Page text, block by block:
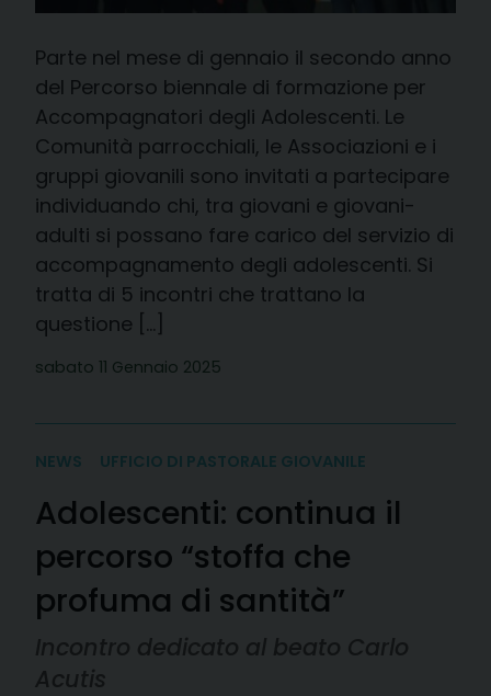
Parte nel mese di gennaio il secondo anno
del Percorso biennale di formazione per
Accompagnatori degli Adolescenti. Le
Comunità parrocchiali, le Associazioni e i
gruppi giovanili sono invitati a partecipare
individuando chi, tra giovani e giovani-
adulti si possano fare carico del servizio di
accompagnamento degli adolescenti. Si
tratta di 5 incontri che trattano la
questione […]
sabato 11 Gennaio 2025
NEWS UFFICIO DI PASTORALE GIOVANILE
Adolescenti: continua il
percorso “stoffa che
profuma di santità”
Incontro dedicato al beato Carlo
Acutis